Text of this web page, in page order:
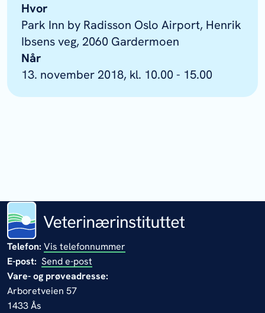
Hvor
Park Inn by Radisson Oslo Airport, Henrik
Ibsens veg, 2060 Gardermoen
Når
13. november 2018, kl. 10.00 - 15.00
Telefon: Vis telefonnummer
E-post: Send e-post
Vare- og prøveadresse:
Arboretveien 57
1433 Ås